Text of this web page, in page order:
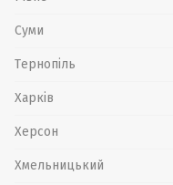
Суми
Тернопіль
Харків
Херсон
Хмельницький